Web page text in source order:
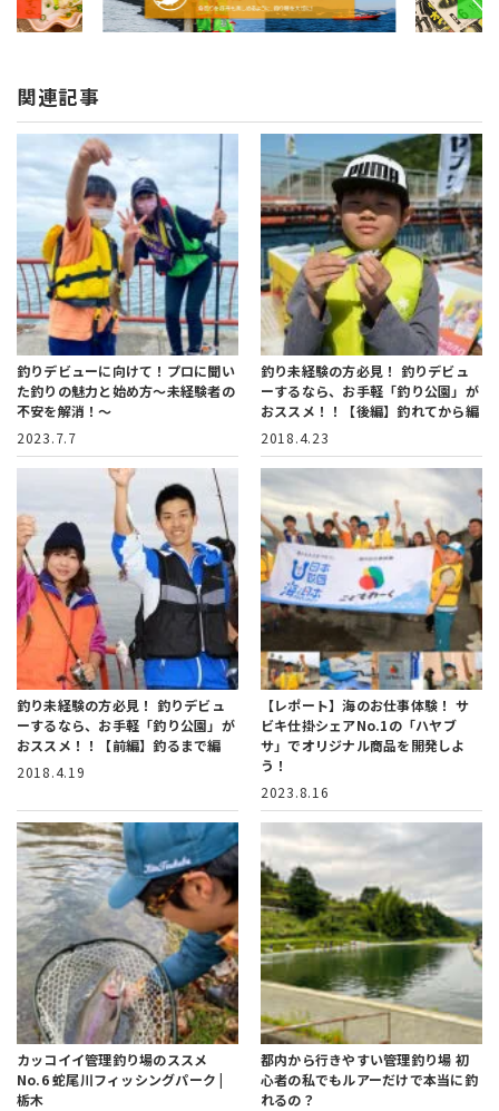
関連記事
釣りデビューに向けて！プロに聞い
た釣りの魅力と始め方～未経験者の
不安を解消！～
2023.7.7
釣り未経験の方必見！ 釣りデビュ
ーするなら、お手軽「釣り公園」が
おススメ！！【後編】釣れてから編
2018.4.23
釣り未経験の方必見！ 釣りデビュ
ーするなら、お手軽「釣り公園」が
おススメ！！【前編】釣るまで編
2018.4.19
【レポート】海のお仕事体験！ サ
ビキ仕掛シェアNo.1の「ハヤブ
サ」でオリジナル商品を開発しよ
う！
2023.8.16
カッコイイ管理釣り場のススメ
No.6蛇尾川フィッシングパーク |
栃木
都内から行きやすい管理釣り場 初
心者の私でもルアーだけで本当に釣
れるの？